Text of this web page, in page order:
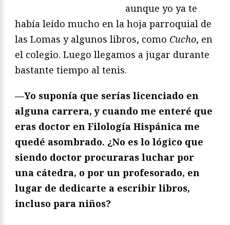
aunque yo ya te
había leído mucho en la hoja parroquial de
las Lomas y algunos libros, como Cucho, en
el colegio. Luego llegamos a jugar durante
bastante tiempo al tenis.
—Yo suponía que serías licenciado en
alguna carrera, y cuando me enteré que
eras doctor en Filología Hispánica me
quedé asombrado. ¿No es lo lógico que
siendo doctor procuraras luchar por
una cátedra, o por un profesorado, en
lugar de dedicarte a escribir libros,
incluso para niños?